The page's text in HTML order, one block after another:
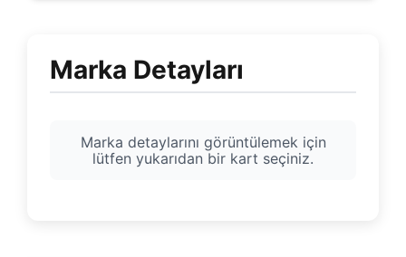
Marka Detayları
Marka detaylarını görüntülemek için
lütfen yukarıdan bir kart seçiniz.